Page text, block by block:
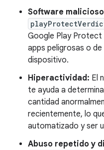
Software
Google Play
apps peligrosas o
dispositivo.
Hiperactividad: El
te ayuda a
cantidad
recientemente, lo
automatizado y ser
Abuso repetido y